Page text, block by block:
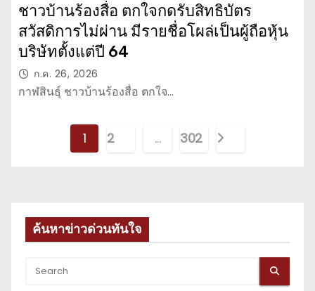
ชาวบ้านร้องสื่อ ตกใจกดรับสิทธิบัตร
สวัสดิการไม่ผ่าน มีรายชื่อโผล่เป็นผู้ถือหุ้น
บริษัทตั้งแต่ปี 64
ก.ค. 26, 2026
กาฬสินธุ์ ชาวบ้านร้องสื่อ ตกใจ…
t
1 2 … 302
ค้นหาข่าวด่วนทันใจ